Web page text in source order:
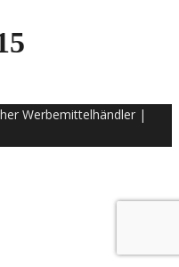
Werbemittelhändler |